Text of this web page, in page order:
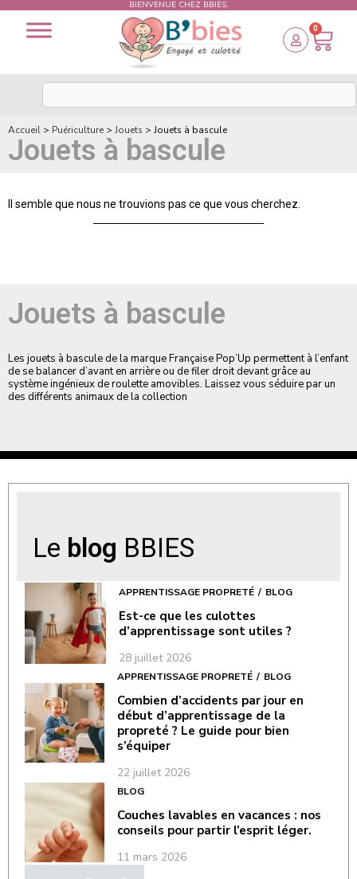
BIENVENUE CHEZ BBIES.
0
Accueil > Puériculture > Jouets > Jouets à bascule
Jouets à bascule
Il semble que nous ne trouvions pas ce que vous cherchez.
Jouets à bascule
Les jouets à bascule de la marque Française Pop’Up permettent à l’enfant
de se balancer d’avant en arrière ou de filer droit devant grâce au
système ingénieux de roulette amovibles. Laissez vous séduire par un
des différents animaux de la collection
Le blog BBIES
APPRENTISSAGE PROPRETÉ BLOG
Est-ce que les culottes
d’apprentissage sont utiles ?
28 juillet 2026
APPRENTISSAGE PROPRETÉ BLOG
Combien d’accidents par jour en
début d’apprentissage de la
propreté ? Le guide pour bien
s’équiper
22 juillet 2026
BLOG
Couches lavables en vacances : nos
conseils pour partir l’esprit léger.
11 mars 2026